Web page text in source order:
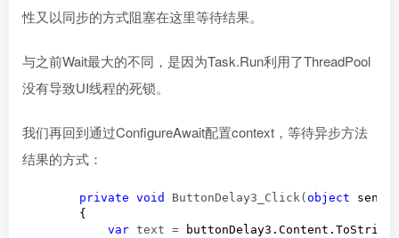
性又以同步的方式阻塞在这里等待结果。
与之前Wait最大的不同，是因为Task.Run利用了ThreadPool
没有导致UI线程的死锁。
我们再回到通过ConfigureAwait配置context，等待异步方法
结果的方式：
private void ButtonDelay3_Click( object
        {
var text =